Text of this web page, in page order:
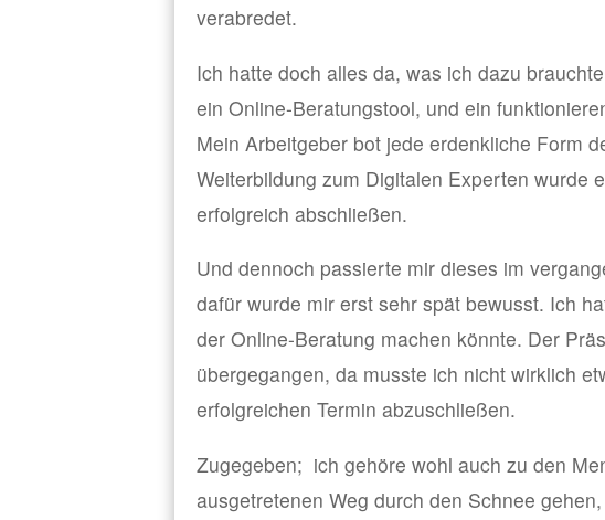
verabredet.
Ich hatte doch alles da, was ich dazu
ein Online-Beratungstool, und ein
Mein Arbeitgeber bot jede erdenkliche Form
Weiterbildung zum Digitalen Experten wurde
erfolgreich abschließen.
Und dennoch passierte mir dieses im
dafür wurde mir erst sehr spät bewusst. Ich
der Online-Beratung machen könnte. Der
übergegangen, da musste ich nicht wirklich
erfolgreichen Termin abzuschließen.
Zugegeben; ich gehöre wohl auch zu den
ausgetretenen Weg durch den Schnee